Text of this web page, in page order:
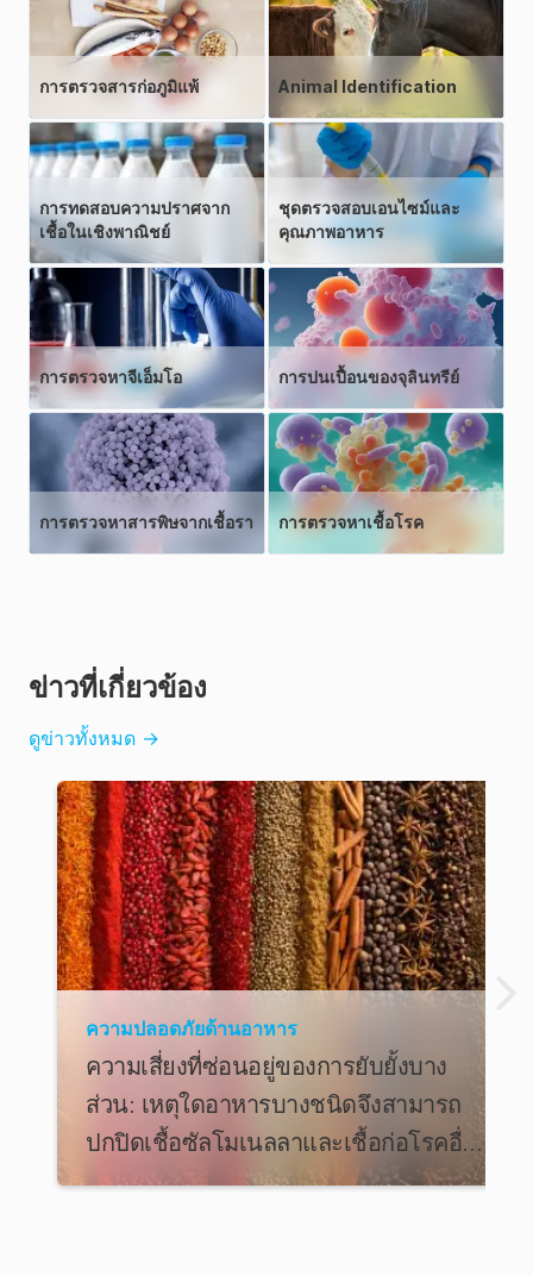
การตรวจสารก่อภูมิแพ้ Animal Identification
การทดสอบความปราศจาก
เชื้อในเชิงพาณิชย์
ชุดตรวจสอบเอนไซม์และ
คุณภาพอาหาร
การตรวจหาจีเอ็มโอ การปนเปื้อนของจุลินทรีย์
การตรวจหาสารพิษจากเชื้อรา การตรวจหาเชื้อโรค
ข่าวที่เกี่ยวข้อง
ดูข่าวทั้งหมด →
ความปลอดภัยด้านอาหาร
ความเสี่ยงที่ซ่อนอยู่ของการยับยั้งบาง
ส่วน: เหตุใดอาหารบางชนิดจึงสามารถ
ปกปิดเชื้อซัลโมเนลลาและเชื้อก่อโรคอื่น
ๆ ได้